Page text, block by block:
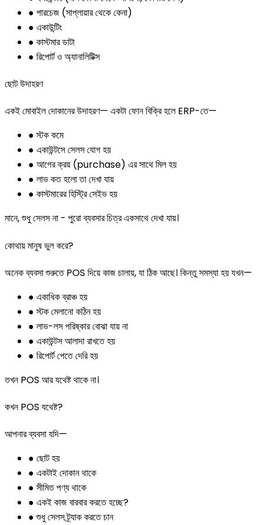
● পারচেজ (সাপ্লায়ার থেকে কেনা)
● একাউন্টিং
● কাস্টমার ডাটা
● রিপোর্ট ও অ্যানালিটিক্স
ছোট উদাহরণ
একই মোবাইল দোকানের উদাহরণ— একটা ফোন বিক্রি হলে ERP-তে—
● স্টক কমে
● একাউন্টসে সেলস যোগ হয়
● আগের ক্রয় (purchase) এর সাথে মিল হয়
● লাভ কত হলো তা দেখা যায়
● কাস্টমারের হিস্ট্রি সেইভ হয়
মানে, শুধু সেলস না - পুরো ব্যবসার চিত্র একসাথে দেখা যায়।
কোথায় মানুষ ভুল করে?
অনেক ব্যবসা শুরুতে POS দিয়ে কাজ চালায়, যা ঠিক আছে। কিন্তু সমস্যা হয় যখন—
● একাধিক ব্রাঞ্চ হয়
● স্টক মেলানো কঠিন হয়
● লাভ-লস পরিষ্কার বোঝা যায় না
● একাউন্টস আলাদা রাখতে হয়
● রিপোর্ট পেতে দেরি হয়
তখন POS আর যথেষ্ট থাকে না।
কখন POS যথেষ্ট?
আপনার ব্যবসা যদি—
● ছোট হয়
● একটাই দোকান থাকে
● সীমিত পণ্য থাকে
● একই কাজ বারবার করতে হচ্ছে?
● শুধু সেলস ট্র্যাক করতে চান